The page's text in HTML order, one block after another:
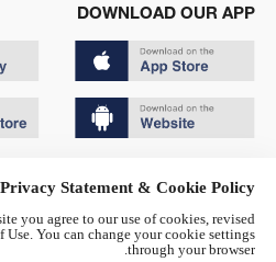
DOWNLOAD OUR APP
京公网安备 11010502050052号
Statement & Cookie Policy
you agree to our use of cookies, revised
Use. You can change your cookie settings
through your browser.